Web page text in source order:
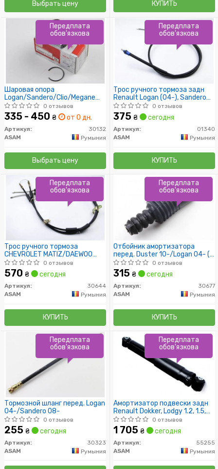
Выбрать цену КУПИТЬ
Шаровая опора
Logan/Sandero/Clio/Megane
03- (конус 18мм)0 отзывов
335 - 450 ₴ от 0 дн.
Артикул:
30132
ASAM
Румыния
Выбрать цену
Передплата
обов'язкова
Трос ручного тормоза задн
Renault Logan (04-), Sandero
(08-) (1680 мм) (01340) Asam
0 отзывов
375 ₴ сегодня
Артикул:
01340
ASAM
Румыния
КУПИТЬ
Передплата
обов'язкова
Трос ручного тормоза
CHEVROLET MATIZ/DAEWOO
MATIZ 0.8-1.0LPG 98-
(2825mm)
0 отзывов
570 ₴ сегодня
Артикул:
30644
ASAM
Румыния
КУПИТЬ
Передплата
обов'язкова
Отбойник амортизатора
перед. Duster 10-/Logan 04- (с
пыльником)
0 отзывов
315 ₴ сегодня
Артикул:
30677
ASAM
Румыния
КУПИТЬ
Передплата
обов'язкова
Тормозной шланг перед. Logan
04-/Sandero 08-
0 отзывов
255 ₴ сегодня
Артикул:
30323
ASAM
Румыния
Передплата
обов'язкова
Амортизатор подвески задн
Renault Dokker, Lodgy 1.2, 1.5,
1.6 (12-), Kangoo 1.5, 1.6
(08-)/MB Citan (12-) (55255)
Asam
0 отзывов
1 705 ₴ сегодня
Артикул:
55255
ASAM
Румыния
Передплата
обов'язкова